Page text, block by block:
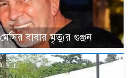
বাবার মৃত্যুর গুঞ্জন